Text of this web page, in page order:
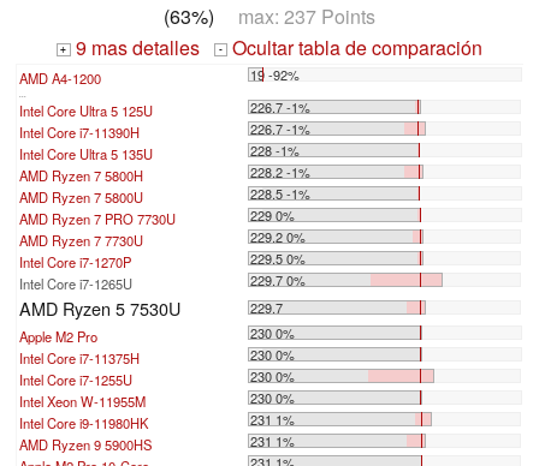
(63%) max: 237 Points
+ 9 mas detalles - Ocultar tabla de comparación
AMD A4-1200 19 -92%
Intel Core Ultra 5 125U
226.7 -1%
Intel Core i7-11390H
226.7 -1%
Intel Core Ultra 5 135U
228 -1%
AMD Ryzen 7 5800H
228.2 -1%
AMD Ryzen 7 5800U
228.5 -1%
AMD Ryzen 7 PRO 7730U
229 0%
AMD Ryzen 7 7730U
229.2 0%
Intel Core i7-1270P
229.5 0%
Intel Core i7-1265U
229.7 0%
AMD Ryzen 5 7530U
229.7
Apple M2 Pro
230 0%
Intel Core i7-11375H
230 0%
Intel Core i7-1255U
230 0%
Intel Xeon W-11955M
230 0%
Intel Core i9-11980HK
231 1%
AMD Ryzen 9 5900HS
231 1%
231 1%